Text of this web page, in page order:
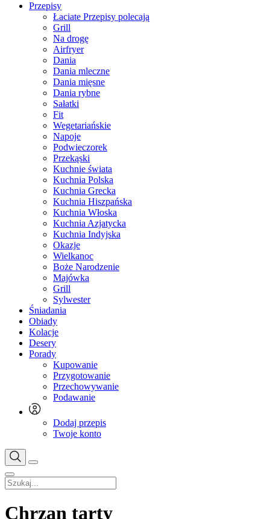
Przepisy
Łaciate Przepisy polecają
Grill
Na drogę
Airfryer
Dania
Dania mleczne
Dania mięsne
Dania rybne
Sałatki
Fit
Wegetariańskie
Napoje
Podwieczorek
Przekąski
Kuchnie świata
Kuchnia Polska
Kuchnia Grecka
Kuchnia Hiszpańska
Kuchnia Włoska
Kuchnia Azjatycka
Kuchnia Indyjska
Okazje
Wielkanoc
Boże Narodzenie
Majówka
Grill
Sylwester
Śniadania
Obiady
Kolacje
Desery
Porady
Kupowanie
Przygotowanie
Przechowywanie
Podawanie
Dodaj przepis
Twoje konto
Chrzan tarty